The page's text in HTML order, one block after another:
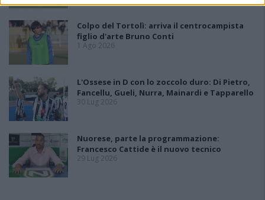
Colpo del Tortolì: arriva il centrocampista
figlio d'arte Bruno Conti
1 Ago 2026
L'Ossese in D con lo zoccolo duro: Di Pietro,
Fancellu, Gueli, Nurra, Mainardi e Tapparello
30 Lug 2026
Nuorese, parte la programmazione:
Francesco Cattide è il nuovo tecnico
29 Lug 2026